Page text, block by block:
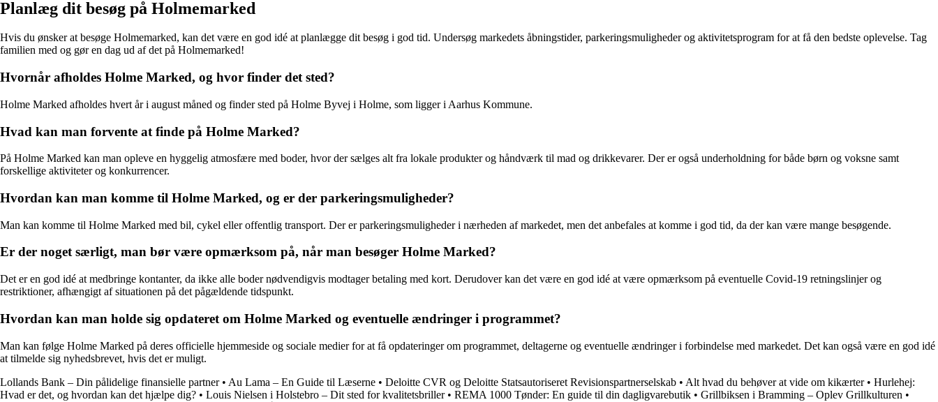
Planlæg dit besøg på Holmemarked
Hvis du ønsker at besøge Holmemarked, kan det være en god idé at planlægge dit besøg i god tid. Undersøg markedets åbningstider, parkeringsmuligheder og aktivitetsprogram for at få den bedste oplevelse. Tag
familien med og gør en dag ud af det på Holmemarked!
Hvornår afholdes Holme Marked, og hvor finder det sted?
Holme Marked afholdes hvert år i august måned og finder sted på Holme Byvej i Holme, som ligger i Aarhus Kommune.
Hvad kan man forvente at finde på Holme Marked?
På Holme Marked kan man opleve en hyggelig atmosfære med boder, hvor der sælges alt fra lokale produkter og håndværk til mad og drikkevarer. Der er også underholdning for både børn og voksne samt
forskellige aktiviteter og konkurrencer.
Hvordan kan man komme til Holme Marked, og er der parkeringsmuligheder?
Man kan komme til Holme Marked med bil, cykel eller offentlig transport. Der er parkeringsmuligheder i nærheden af markedet, men det anbefales at komme i god tid, da der kan være mange besøgende.
Er der noget særligt, man bør være opmærksom på, når man besøger Holme Marked?
Det er en god idé at medbringe kontanter, da ikke alle boder nødvendigvis modtager betaling med kort. Derudover kan det være en god idé at være opmærksom på eventuelle Covid-19 retningslinjer og
restriktioner, afhængigt af situationen på det pågældende tidspunkt.
Hvordan kan man holde sig opdateret om Holme Marked og eventuelle ændringer i programmet?
Man kan følge Holme Marked på deres officielle hjemmeside og sociale medier for at få opdateringer om programmet, deltagerne og eventuelle ændringer i forbindelse med markedet. Det kan også være en god idé
at tilmelde sig nyhedsbrevet, hvis det er muligt.
Lollands Bank – Din pålidelige finansielle partner• Au Lama – En Guide til Læserne • Deloitte CVR og Deloitte Statsautoriseret Revisionspartnerselskab • Alt hvad du behøver at vide om kikærter• Hurlehej:
Hvad er det, og hvordan kan det hjælpe dig? • Louis Nielsen i Holstebro – Dit sted for kvalitetsbriller• REMA 1000 Tønder: En guide til din dagligvarebutik • Grillbiksen i Bramming – Oplev Grillkulturen •